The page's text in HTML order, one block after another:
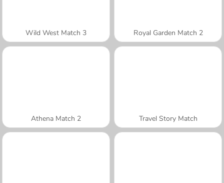
Wild West Match 3 Royal Garden Match 2
Athena Match 2 Travel Story Match